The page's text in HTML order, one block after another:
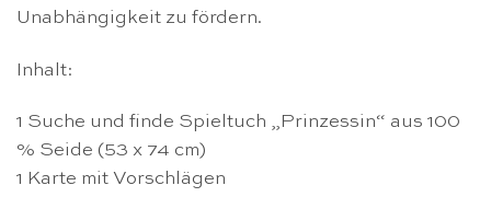
Unabhängigkeit zu fördern.
Inhalt:
1 Suche und finde Spieltuch „Prinzessin“ aus 100
% Seide (53 x 74 cm)
1 Karte mit Vorschlägen